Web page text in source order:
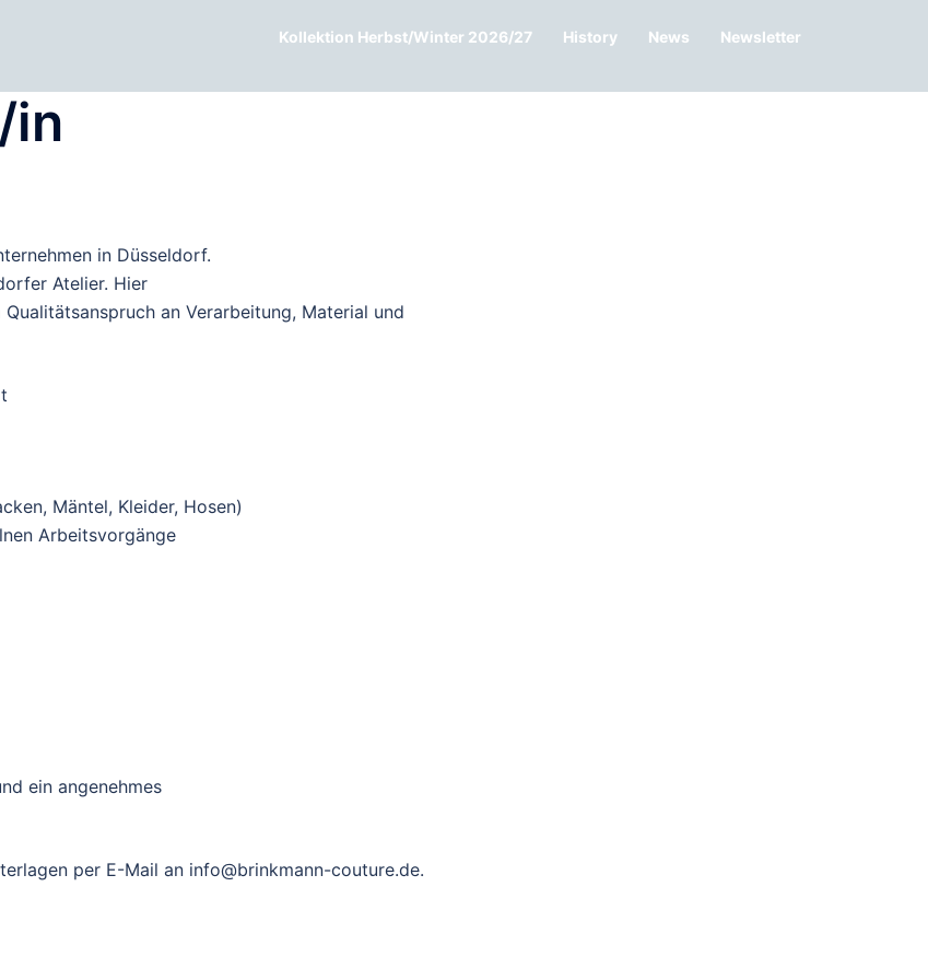
Kollektion Herbst/Winter 2026/27 History News Newsletter
in
in Düsseldorf.
Atelier. Hier
an Verarbeitung, Material und
Mäntel, Kleider, Hosen)
Arbeitsvorgänge
ein angenehmes
per E-Mail an info@brinkmann-couture.de.